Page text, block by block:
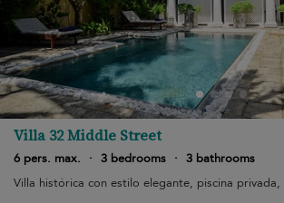
Villa 32 Middle Street
6 pers. max.
· 3 bedrooms · 3 bathrooms
Villa histórica con estilo elegante, piscina